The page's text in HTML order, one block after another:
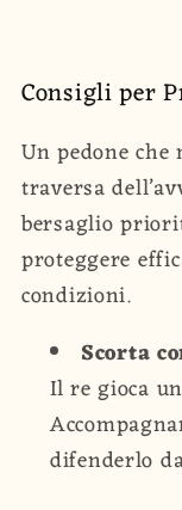
Consigli per
Un pedone
traversa
bersaglio
proteggere
condizioni.
Scorta
Il re gioca
difenderlo